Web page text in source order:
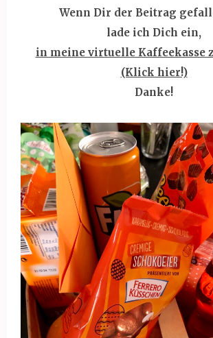
Wenn Dir der Beitrag
lade ich Dich ein,
in meine virtuelle Kaffeekasse
(Klick hier!)
Danke!